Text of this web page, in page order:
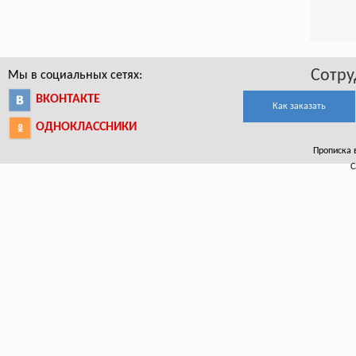
Мы в социальных сетях:
ВКОНТАКТЕ
ОДНОКЛАССНИКИ
Как заказать
Прописка